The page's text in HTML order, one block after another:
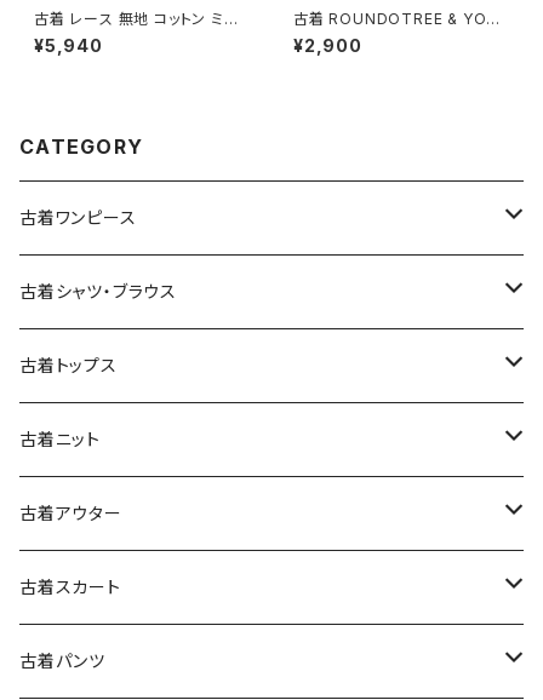
古着 レース 無地 コットン ミニ
丈 ティアード スカート 白 (ba2
607001)
¥5,940
古着 ROUNDOTREE & YORK
E ラウンドツリーアンドヨーク
前開き 無地 コーデュロイ 長袖
¥2,900
CATEGORY
古着ワンピース
古着長袖ワンピース
古着半袖ワンピース
古着ノースリーブワンピース
古着キャミソールワンピース
古着ベアトップワンピース
古着オールインワン
古着シャツ・ブラウス
古着長袖シャツ・ブラウス
古着半袖シャツ・ブラウス
古着ノースリーブシャツ・ブラウス
古着トップス
古着スウェット&パーカー
古着スウェット
古着パーカー
古着プルオーバー
古着長袖プルオーバー
古着半袖プルオーバー
古着Ｔシャツ
古着長袖Ｔシャツ
古着ベスト
古着ニット
古着セーター
古着カーディガン
古着半袖ニット
古着アウター
古着ライトジャケット
古着ライトコート
古着スカート
古着ロング丈スカート (丈76cm-)
古着パンツ